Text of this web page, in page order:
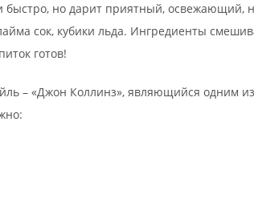
быстро, но дарит приятный,
сок, кубики льда. Ингредиенты
готов!
– «Джон Коллинз», являющийся одним